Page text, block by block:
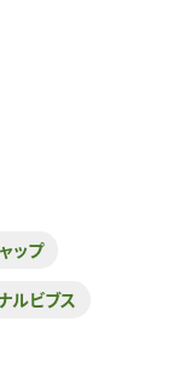
ップ
ルビブス